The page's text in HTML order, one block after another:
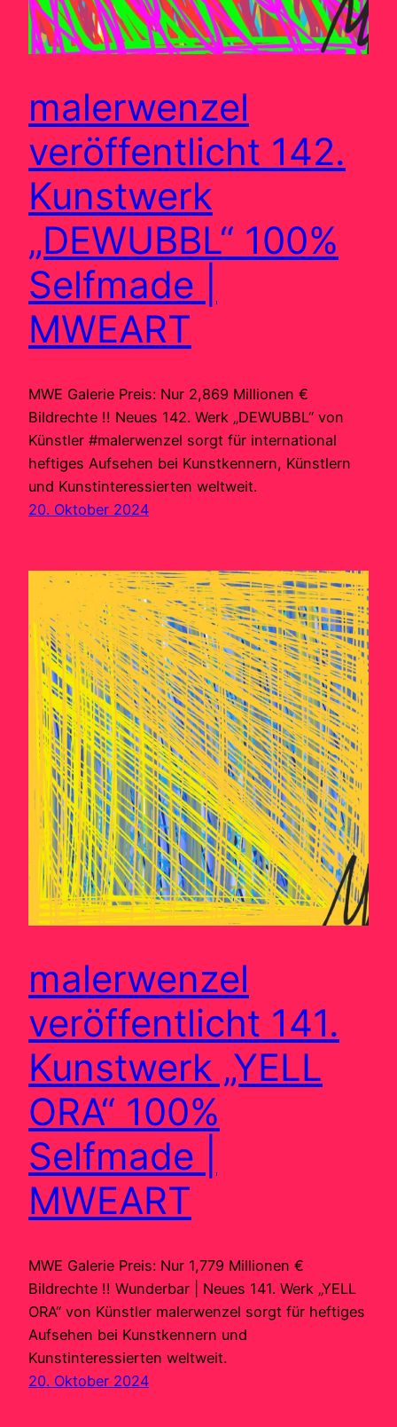
malerwenzel
veröffentlicht 142.
Kunstwerk
„DEWUBBL“ 100%
Selfmade |
MWEART
MWE Galerie Preis: Nur 2,869 Millionen €
Bildrechte !! Neues 142. Werk „DEWUBBL“ von
Künstler #malerwenzel sorgt für international
heftiges Aufsehen bei Kunstkennern, Künstlern
und Kunstinteressierten weltweit.
20. Oktober 2024
malerwenzel
veröffentlicht 141.
Kunstwerk „YELL
ORA“ 100%
Selfmade |
MWEART
MWE Galerie Preis: Nur 1,779 Millionen €
Bildrechte !! Wunderbar | Neues 141. Werk „YELL
ORA“ von Künstler malerwenzel sorgt für heftiges
Aufsehen bei Kunstkennern und
Kunstinteressierten weltweit.
20. Oktober 2024